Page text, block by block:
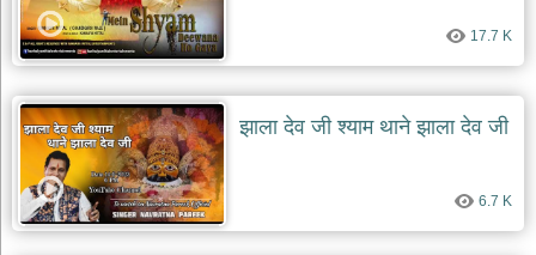
17.7 K
झाला देव जी श्याम थाने झाला देव जी
6.7 K